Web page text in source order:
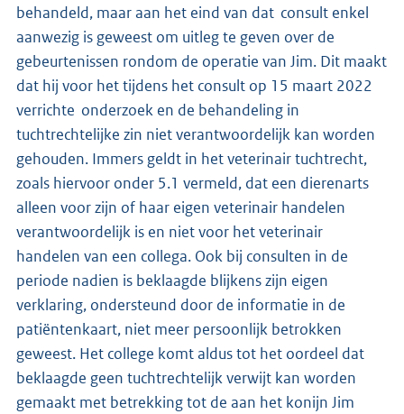
behandeld, maar aan het eind van dat consult enkel
aanwezig is geweest om uitleg te geven over de
gebeurtenissen rondom de operatie van Jim. Dit maakt
dat hij voor het tijdens het consult op 15 maart 2022
verrichte onderzoek en de behandeling in
tuchtrechtelijke zin niet verantwoordelijk kan worden
gehouden. Immers geldt in het veterinair tuchtrecht,
zoals hiervoor onder 5.1 vermeld, dat een dierenarts
alleen voor zijn of haar eigen veterinair handelen
verantwoordelijk is en niet voor het veterinair
handelen van een collega. Ook bij consulten in de
periode nadien is beklaagde blijkens zijn eigen
verklaring, ondersteund door de informatie in de
patiëntenkaart, niet meer persoonlijk betrokken
geweest. Het college komt aldus tot het oordeel dat
beklaagde geen tuchtrechtelijk verwijt kan worden
gemaakt met betrekking tot de aan het konijn Jim